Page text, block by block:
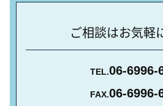
ご相談はお気軽
TEL.06-6996-
FAX.06-6996-